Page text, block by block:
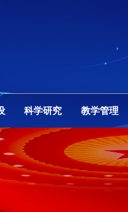
科学研究 教学管理